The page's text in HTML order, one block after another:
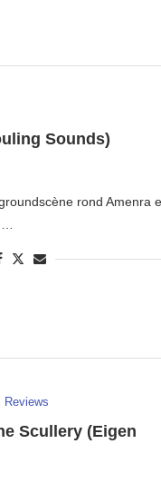
Sounds)
rond Amenra
…
Reviews
Scullery (Eigen